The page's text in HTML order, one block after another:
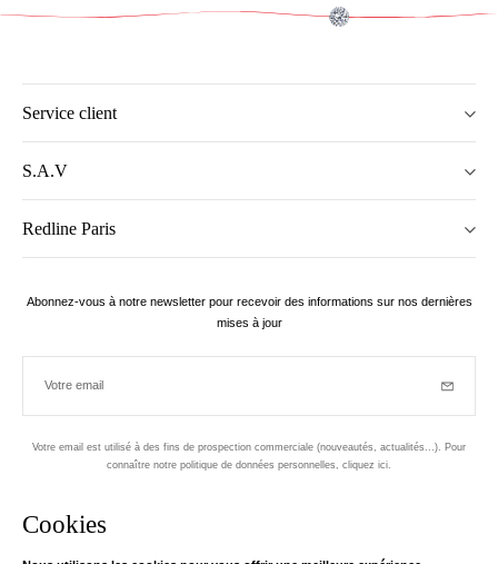
Cookies
Service client
S.A.V
Redline Paris
Abonnez-vous à notre newsletter pour recevoir des informations sur nos dernières
mises à jour
Votre email
Votre email est utilisé à des fins de prospection commerciale (nouveautés, actualités...). Pour
connaître notre politique de données personnelles, cliquez ici.